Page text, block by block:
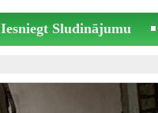
Iesniegt Sludinājumu